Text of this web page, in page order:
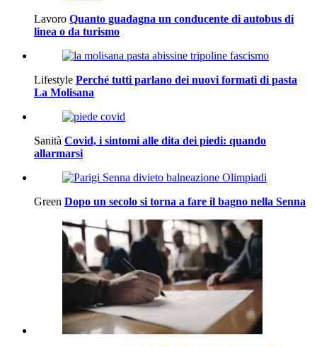
Lavoro Quanto guadagna un conducente di autobus di
linea o da turismo
Lifestyle Perché tutti parlano dei nuovi formati di pasta
La Molisana
Sanità Covid, i sintomi alle dita dei piedi: quando
allarmarsi
Green Dopo un secolo si torna a fare il bagno nella Senna